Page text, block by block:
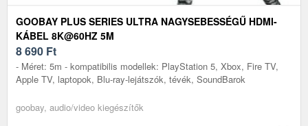
GOOBAY PLUS SERIES ULTRA NAGYSEBESSÉGŰ HDMI-
KÁBEL 8K@60HZ 5M
8 690 Ft
- Méret: 5m - kompatibilis modellek: PlayStation 5, Xbox, Fire TV,
Apple TV, laptopok, Blu-ray-lejátszók, tévék, SoundBarok
goobay, audio/video kiegészítők